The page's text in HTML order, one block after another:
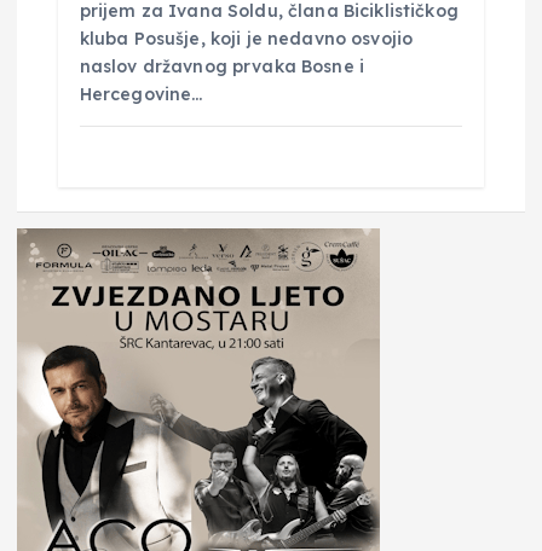
prijem za Ivana Soldu, člana Biciklističkog
kluba Posušje, koji je nedavno osvojio
naslov državnog prvaka Bosne i
Hercegovine…